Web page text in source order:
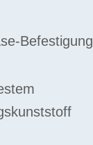
Befestigung